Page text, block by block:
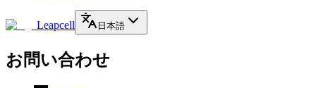
Leapcell 日本語
お問い合わせ